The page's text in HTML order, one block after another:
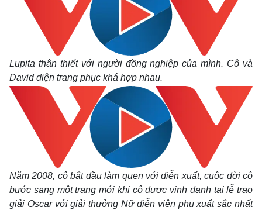
Lupita thân thiết với người đồng nghiệp của mình. Cô và
David diện trang phục khá hợp nhau.
Năm 2008, cô bắt đầu làm quen với diễn xuất, cuộc đời cô
bước sang một trang mới khi cô được vinh danh tại lễ trao
giải Oscar với giải thưởng Nữ diễn viên phụ xuất sắc nhất